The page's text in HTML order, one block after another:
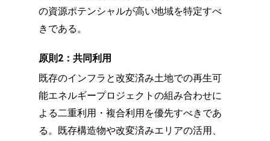
の資源ポテンシャルが高い地域を特定すべ
きである。
原則2：共同利用
既存のインフラと改変済み土地での再生可
能エネルギープロジェクトの組み合わせに
よる二重利用・複合利用を優先すべきであ
る。既存構造物や改変済みエリアの活用、